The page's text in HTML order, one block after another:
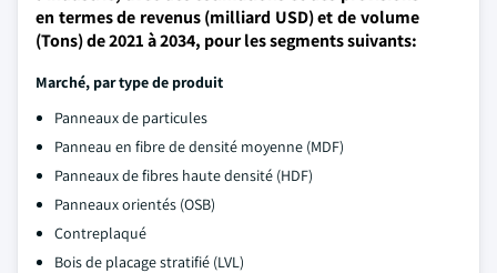
en termes de revenus (milliard USD) et de volume
(Tons) de 2021 à 2034, pour les segments suivants:
Marché, par type de produit
Panneaux de particules
Panneau en fibre de densité moyenne (MDF)
Panneaux de fibres haute densité (HDF)
Panneaux orientés (OSB)
Contreplaqué
Bois de placage stratifié (LVL)